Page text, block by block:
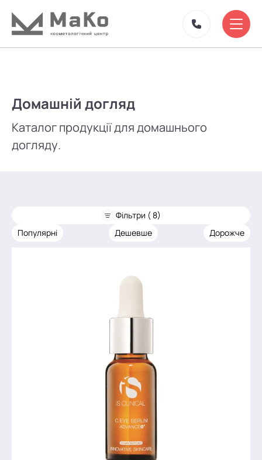
Домашній догляд
Каталог продукції для домашнього
догляду.
Фільтри ( 8)
Популярні
Дешевше Дорожче